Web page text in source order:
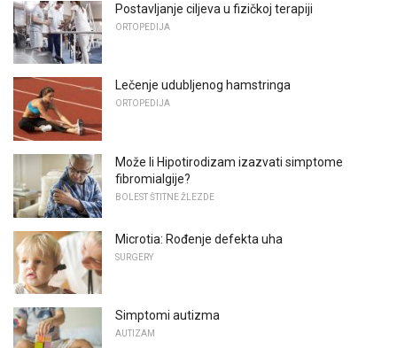
Postavljanje ciljeva u fizičkoj terapiji
ORTOPEDIJA
Lečenje udubljenog hamstringa
ORTOPEDIJA
Može li Hipotirodizam izazvati simptome
fibromialgije?
BOLEST ŠTITNE ŽLEZDE
Microtia: Rođenje defekta uha
SURGERY
Simptomi autizma
AUTIZAM